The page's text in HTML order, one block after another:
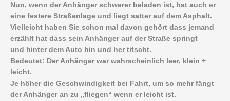
Nun, wenn der Anhänger schwerer beladen ist, hat auch er
eine festere Straßenlage und liegt satter auf dem Asphalt.
Vielleicht haben Sie schon mal davon gehört dass jemand
erzählt hat dass sein Anhänger auf der Straße springt
und hinter dem Auto hin und her titscht.
Bedeutet: Der Anhänger war wahrscheinlich leer, klein +
leicht.
Je höher die Geschwindigkeit bei Fahrt, um so mehr fängt
der Anhänger an zu „fliegen“ wenn er leicht ist.